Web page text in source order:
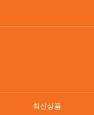
최신상품